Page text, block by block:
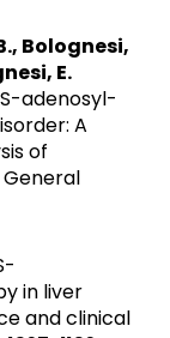
Bolognesi,
E.
adenosyl-
A
of
in liver
and clinical